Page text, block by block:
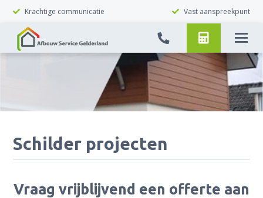
Krachtige communicatie Vast aanspreekpunt
Schilder projecten
Vraag vrijblijvend een offerte aan